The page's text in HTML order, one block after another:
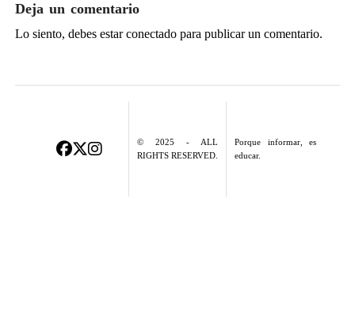
Deja un comentario
Lo siento, debes estarconectadopara publicar un comentario.
© 2025 - ALL
RIGHTS RESERVED.
Porque informar, es
educar.